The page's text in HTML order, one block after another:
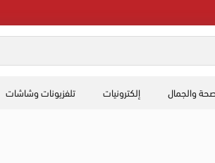
والجمال إلكترونيات تلفزيونات وشاشات